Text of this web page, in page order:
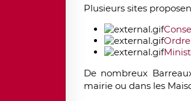
Plusieurs sites
De nombreux
mairie ou dans les